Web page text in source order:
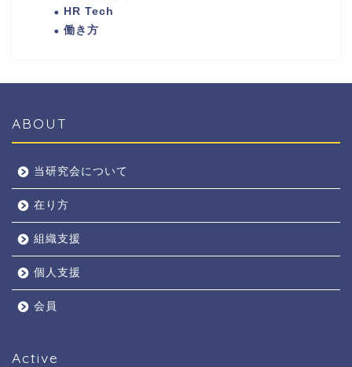
HR Tech
働き方
ABOUT
当研究会について
在り方
組織支援
個人支援
会員
Active